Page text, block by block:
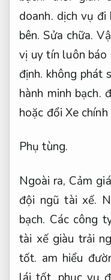
Phụ tùng.
Ngoài ra, Cảm
đội ngũ tài xế.
bạch.
Các công
tài xế giàu trải
tốt. am hiểu
lái tốt.phục vụ
đáng chú ý giúp
cho kinh doanh.
Phương tiện.
Cuối cùng, Bảo